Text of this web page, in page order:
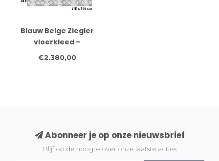
Blauw Beige Ziegler
vloerkleed –
handgeknoopt wollen
€2.380,00
Abonneer je op onze nieuwsbrief
Blijf op de hoogte over onze laatste acties